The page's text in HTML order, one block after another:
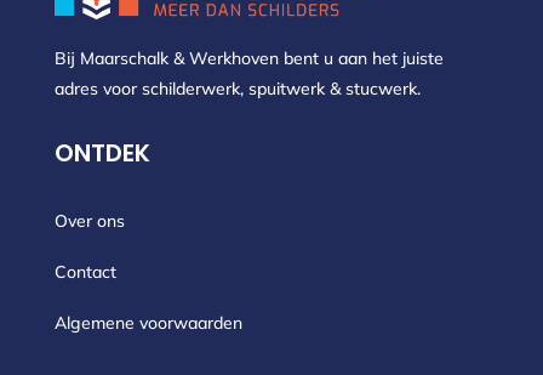
Bij Maarschalk & Werkhoven bent u aan het juiste
adres voor schilderwerk, spuitwerk & stucwerk.
ONTDEK
Over ons
Contact
Algemene voorwaarden